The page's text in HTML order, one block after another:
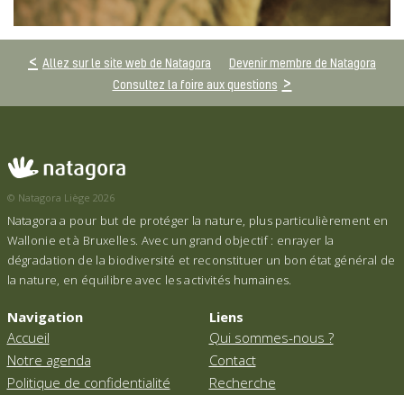
Allez sur le site web de Natagora
Devenir membre de Natagora
Consultez la foire aux questions
© Natagora Liège 2026
Natagora a pour but de protéger la nature, plus particulièrement en
Wallonie et à Bruxelles. Avec un grand objectif : enrayer la
dégradation de la biodiversité et reconstituer un bon état général de
la nature, en équilibre avec les activités humaines.
Navigation
Accueil
Notre agenda
Politique de confidentialité
Liens
Qui sommes-nous ?
Contact
Recherche